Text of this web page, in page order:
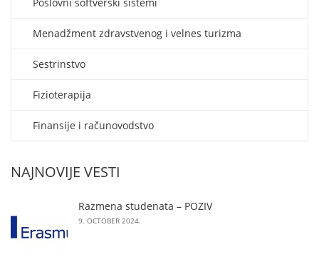
Poslovni softverski sistemi
Menadžment zdravstvenog i velnes turizma
Sestrinstvo
Fizioterapija
Finansije i računovodstvo
NAJNOVIJE VESTI
Razmena studenata – POZIV
9. OCTOBER 2024.